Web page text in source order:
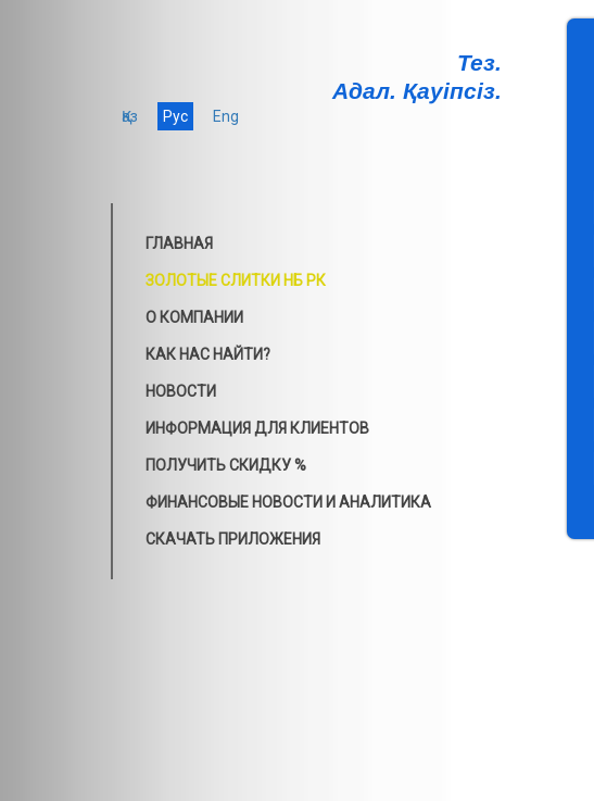
Тез.
Адал. Қауiпсiз.
Қаз Рус Eng
ГЛАВНАЯ
ЗОЛОТЫЕ СЛИТКИ НБ РК
О КОМПАНИИ
КАК НАС НАЙТИ?
НОВОСТИ
ИНФОРМАЦИЯ ДЛЯ КЛИЕНТОВ
ПОЛУЧИТЬ СКИДКУ %
ФИНАНСОВЫЕ НОВОСТИ И АНАЛИТИКА
СКАЧАТЬ ПРИЛОЖЕНИЯ